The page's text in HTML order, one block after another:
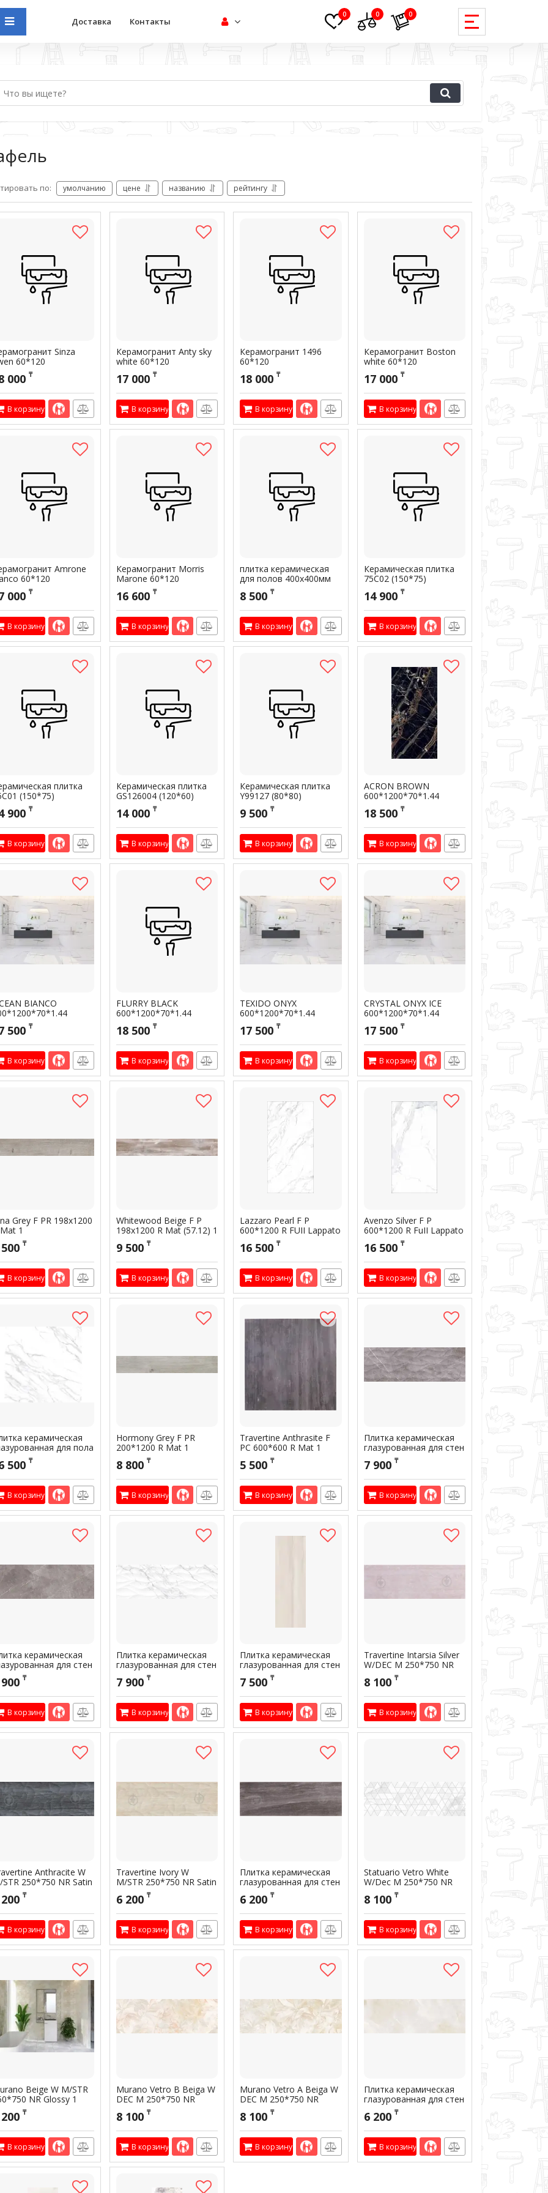
Доставка Контакты
0 0 0
по: умолчанию цене названию рейтингу
Sinza
60*120
000 ₸
В корзину
Керамогранит Anty sky
white 60*120
17 000 ₸
В корзину
Керамогранит 1496
60*120
18 000 ₸
В корзину
Керамогранит Boston
white 60*120
17 000 ₸
В корзину
Amrone
60*120
000 ₸
В корзину
Керамогранит Morris
Marone 60*120
16 600 ₸
В корзину
плитка керамическая
для полов 400х400мм
"монреаль" светло-
бежевая – люкс
8 500 ₸
В корзину
Керамическая плитка
75C02 (150*75)
14 900 ₸
В корзину
плитка
(150*75)
900 ₸
В корзину
Керамическая плитка
GS126004 (120*60)
14 000 ₸
В корзину
Керамическая плитка
Y99127 (80*80)
9 500 ₸
В корзину
ACRON BROWN
600*1200*70*1.44
Артикул: 301927
18 500 ₸
В корзину
BIANCO
301958
500 ₸
В корзину
FLURRY BLACK
600*1200*70*1.44
Артикул: 301957
18 500 ₸
В корзину
TEXIDO ONYX
600*1200*70*1.44
Артикул: 301956
17 500 ₸
В корзину
CRYSTAL ONYX ICE
600*1200*70*1.44
Артикул: 301955
17 500 ₸
В корзину
Grey F PR 198x1200
1
300214
₸
В корзину
Whitewood Beige F P
198x1200 R Mat (57.12) 1
Артикул: 300443
9 500 ₸
В корзину
Lazzaro Pearl F P
600*1200 R FUII Lappato
Артикул: 300243
16 500 ₸
В корзину
Avenzo Silver F P
600*1200 R FuII Lappato
Артикул: 300001
16 500 ₸
В корзину
керамическая
для пола
ALLORE Lazzaro
F P 595*1190 R
Lappato 2
301708
500 ₸
В корзину
Hormony Grey F PR
200*1200 R Mat 1
Артикул: 300240
8 800 ₸
В корзину
Travertine Anthrasite F
PC 600*600 R Mat 1
Артикул: 300315
5 500 ₸
В корзину
Плитка керамическая
глазурованная для стен
TM ALLORE Marmolino
Grey W M/STR 300*900
R Glossy 1
Артикул: 301739
7 900 ₸
В корзину
керамическая
для стен
ALLORE Marmolino
W M 300*900 R
1
301738
₸
В корзину
Плитка керамическая
глазурованная для стен
TM ALLORE Lazzaro
Pearl W M/STR 300*900
R Glossy 1
Артикул: 301736
7 900 ₸
В корзину
Плитка керамическая
глазурованная для стен
TM ALLORE Desert
Beige W M/STR 300*900
R Satin 1
Артикул: 301732
7 500 ₸
В корзину
Travertine Intarsia Silver
W/DEC M 250*750 NR
Артикул:
8 100 ₸
В корзину
Anthracite W
STR 250*750 NR Satin
₸
В корзину
Travertine Ivory W
M/STR 250*750 NR Satin
Артикул:
6 200 ₸
В корзину
Плитка керамическая
глазурованная для стен
TM ALLORE Travertine
Anthracite W M 250*750
NR Satin 1
Артикул: 301745
6 200 ₸
В корзину
Statuario Vetro White
W/Dec M 250*750 NR
Glossy 1
Артикул:
8 100 ₸
В корзину
Beige W M/STR
NR Glossy 1
300246
₸
В корзину
Murano Vetro B Beiga W
DEC M 250*750 NR
Glossy 1
Артикул:
8 100 ₸
В корзину
Murano Vetro A Beiga W
DEC M 250*750 NR
Glossy 1
Артикул:
8 100 ₸
В корзину
Плитка керамическая
глазурованная для стен
Murano Beige W M
250*750 NR Glossy 1
Артикул: 301723
6 200 ₸
В корзину